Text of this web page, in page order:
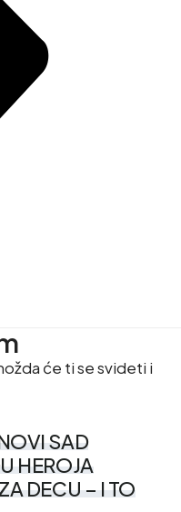
će ti se svideti i
SAD
HEROJA
DECU – I TO